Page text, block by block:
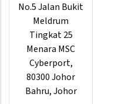
No.5 Jalan Bukit
Meldrum
Tingkat 25
Menara MSC
Cyberport,
80300 Johor
Bahru, Johor